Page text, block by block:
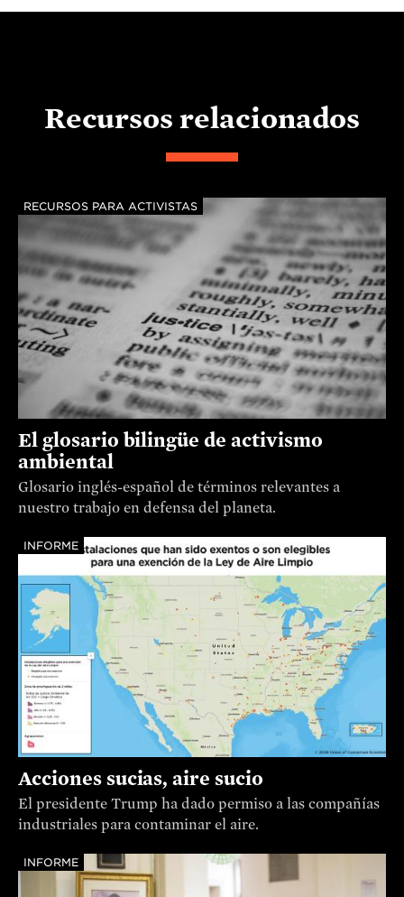
Recursos relacionados
RECURSOS PARA ACTIVISTAS
El glosario bilingüe de activismo
ambiental
Glosario inglés-español de términos relevantes a
nuestro trabajo en defensa del planeta.
INFORME
Acciones sucias, aire sucio
El presidente Trump ha dado permiso a las compañías
industriales para contaminar el aire.
INFORME